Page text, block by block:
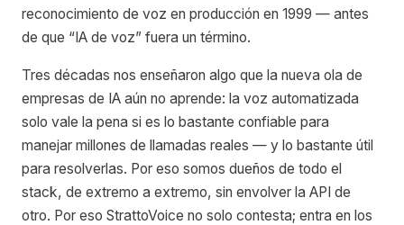
reconocimiento de voz en producción en 1999 — antes
de que “IA de voz” fuera un término.
Tres décadas nos enseñaron algo que la nueva ola de
empresas de IA aún no aprende: la voz automatizada
solo vale la pena si es lo bastante confiable para
manejar millones de llamadas reales — y lo bastante útil
para resolverlas. Por eso somos dueños de todo el
stack, de extremo a extremo, sin envolver la API de
otro. Por eso StrattoVoice no solo contesta; entra en los